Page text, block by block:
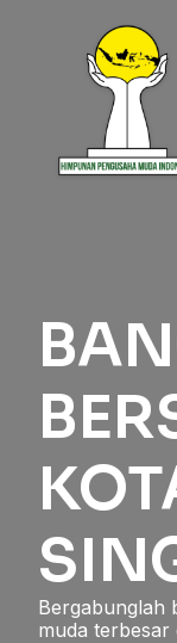
Bergabunglah
muda terbesar